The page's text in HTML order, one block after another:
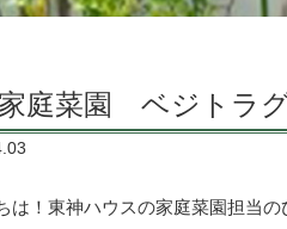
庭菜園 ベジトラ
は！東神ハウスの家庭菜園担当の